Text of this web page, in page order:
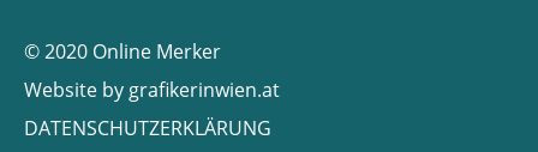
© 2020 Online Merker
Website by grafikerinwien.at
DATENSCHUTZERKLÄRUNG